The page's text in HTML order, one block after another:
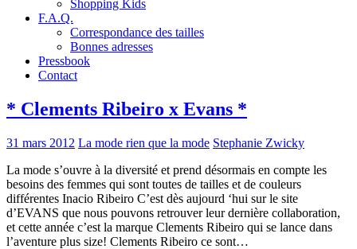
Shopping Kids
F.A.Q.
Correspondance des tailles
Bonnes adresses
Pressbook
Contact
* Clements Ribeiro x Evans *
31 mars 2012 La mode rien que la mode Stephanie Zwicky
La mode s’ouvre à la diversité et prend désormais en compte les
besoins des femmes qui sont toutes de tailles et de couleurs
différentes Inacio Ribeiro C’est dès aujourd ‘hui sur le site
d’EVANS que nous pouvons retrouver leur dernière collaboration,
et cette année c’est la marque Clements Ribeiro qui se lance dans
l’aventure plus size! Clements Ribeiro ce sont…